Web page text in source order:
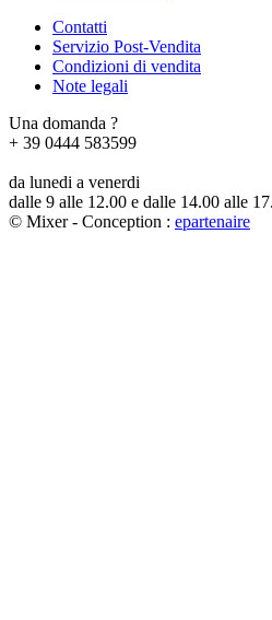
Contatti
Servizio Post-Vendita
Condizioni di vendita
Note legali
Una domanda ?
+ 39 0444 583599
da lunedi a venerdi
dalle 9 alle 12.00 e dalle 14.00 alle
© Mixer - Conception : epartenaire